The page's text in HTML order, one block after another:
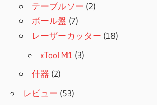
テーブルソー (2)
ボール盤 (7)
レーザーカッター (18)
xTool M1 (3)
什器 (2)
レビュー (53)